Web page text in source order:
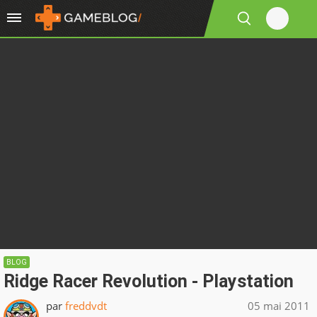
BLOG
Ridge Racer Revolution - Playstation
par freddvdt 05 mai 2011